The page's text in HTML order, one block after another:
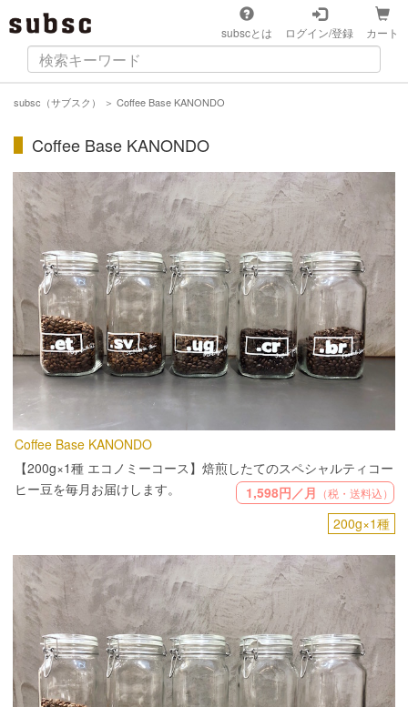
subscとは ログイン/登録 カート
subsc（サブスク） ＞ Coffee Base KANONDO
Coffee Base KANONDO
Coffee Base KANONDO
【200g×1種 エコノミーコース】焙煎したてのスペシャルティコー
ヒー豆を毎月お届けします。
1,598円／月 （税・送料込）
200g×1種